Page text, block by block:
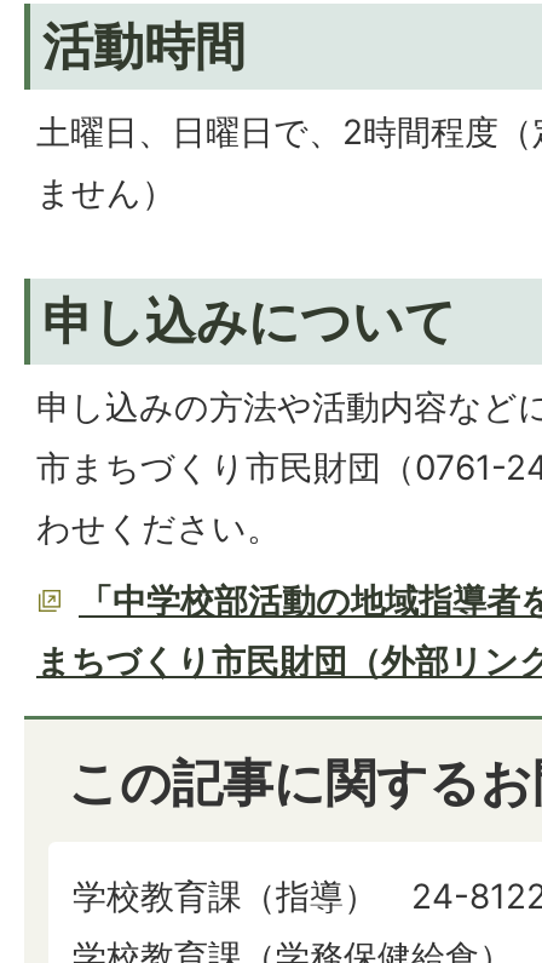
活動時間
土曜日、日曜日で、2時間程度
ません）
申し込みについて
申し込みの方法や活動内容など
市まちづくり市民財団（0761-
わせください。
「中学校部活動の地域指導
まちづくり市民財団（外部リン
この記事に関する
学校教育課（指導） 24-